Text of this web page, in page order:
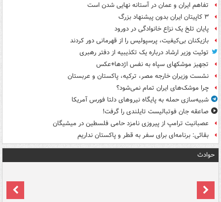
تفاهم ایران و عمان در آستانه نهایی شدن است
۳ کاپیتان ایران بدون پیشنهاد بزرگ
پایان تلخ یک نزاع خانوادگی در دورود
بازیکنان بی‌کیفیت، پرسپولیس را از قهرمانی دور کردند
توئیت وزیر ارشاد درباره یک تکذیبیه از دفتر رهبری
تجهیز موشکهای سپاه به نفس اژدها+عکس
نشست وزیران خارجه مصر، ترکیه، پاکستان و عربستان
چرا موشک‌های ایران تمام نمی‌شود؟
شبیه‌سازی حمله به پایگاه نیروهای دلتا فورس آمریکا
صاعقه جان فوتبالیست تایلندی را گرفت!
عصبانیت ترامپ از پیروزی نامزد حامی فلسطین در میشیگان
بقائی: برنامه‌ای برای سفر به قطر و پاکستان نداریم
حوادث